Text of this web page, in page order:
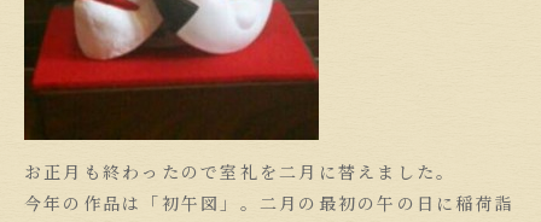
お正月も終わったので室礼を二月に替えました。
今年の作品は「初午図」。二月の最初の午の日に稲荷詣